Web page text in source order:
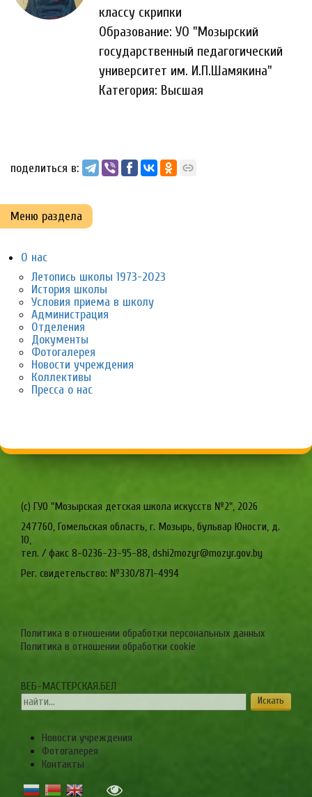
классу скрипки
Образование: УО "Мозырский
государственный педагогический
университет им. И.П.Шамякина"
Категория: Высшая
поделиться в:
Меню раздела
О нас
Летопись школы 1973-2023
История школы
Условия приема в школу
Администрация
Отделения
Документы
Фотогалерея
Новости учреждения
Коллективы
Пресса о нас
(c) ГУО "Мозырская детская школа искусств №2", 2026
247760, Гомельская область, г. Мозырь, бульвар Юности, д.
10,
тел. / факс 8-0236-23-95-88, dshi2mozyr@mozyr.gov.by
Рег. свидетельство: №330/871-4994
Политика в отношении обработки персональных данных
Политика в отношении обработки cookie
ВЕБ-МАСТЕРСКАЯ.БЕЛ
Новости учреждения
Фотогалерея
Контакты